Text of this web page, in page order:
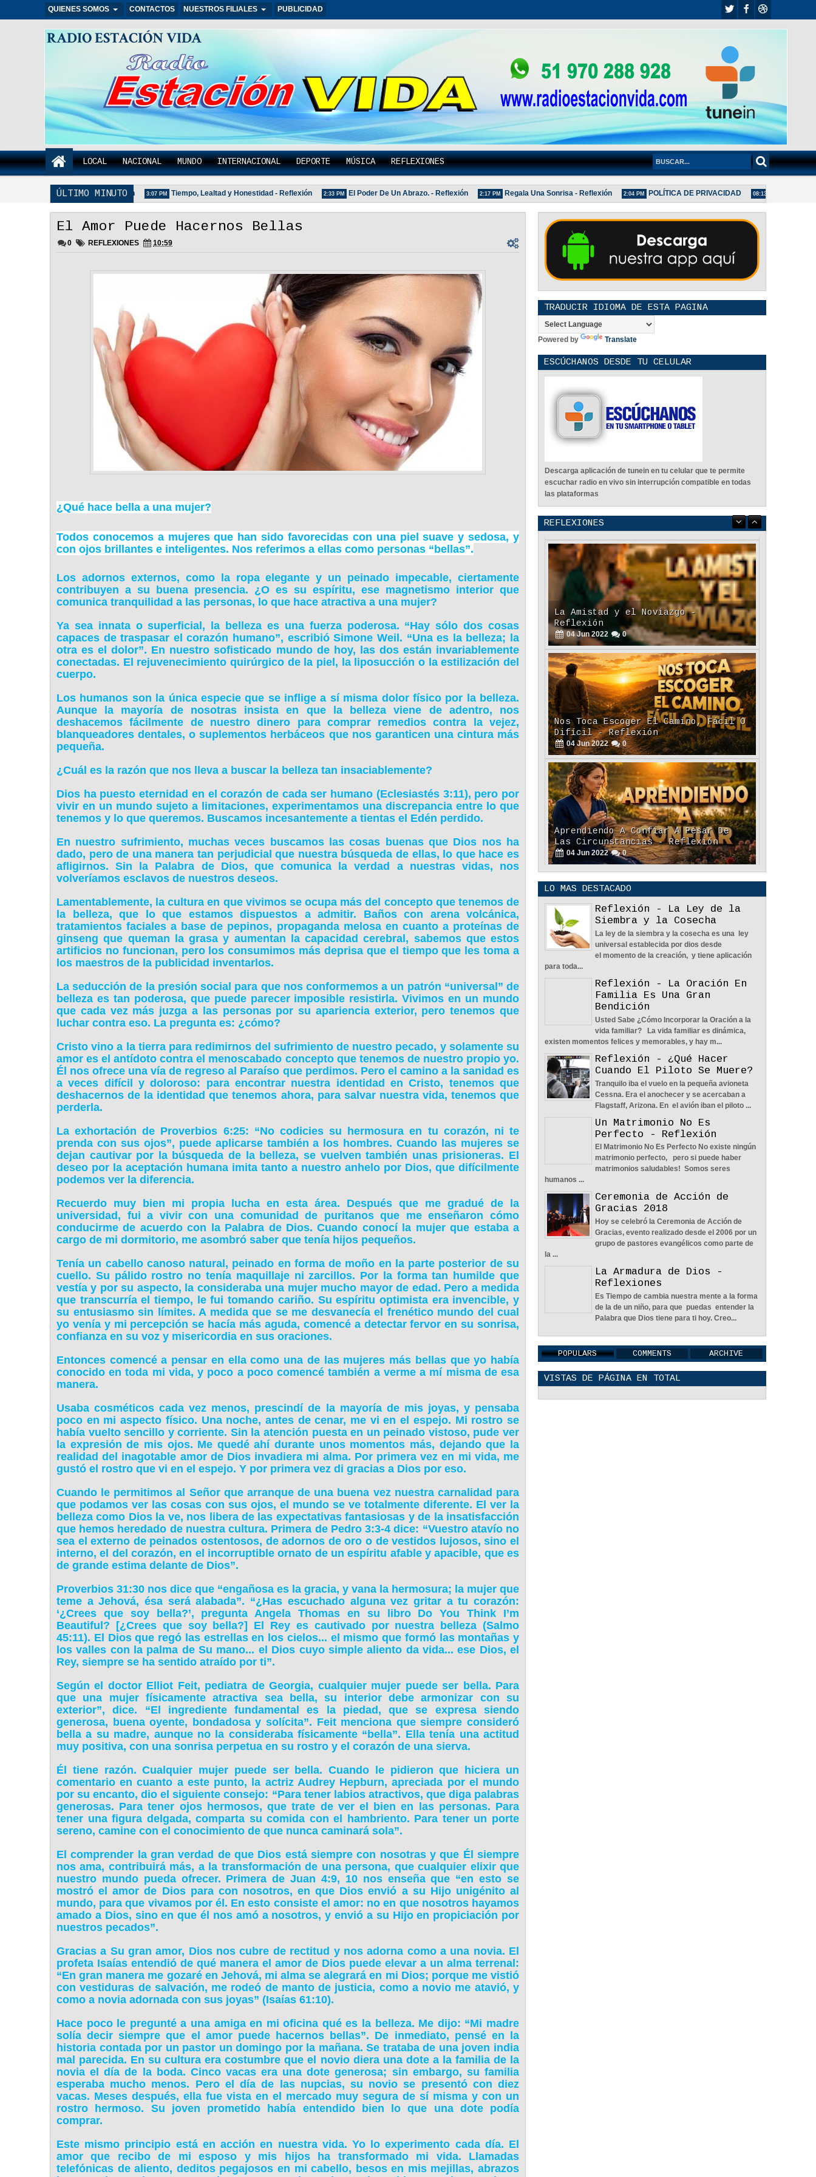
QUIENES SOMOS CONTACTOS NUESTROS FILIALES PUBLICIDAD
RADIO ESTACIÓN VIDA
LOCAL NACIONAL MUNDO INTERNACIONAL DEPORTE MÚSICA REFLEXIONES
ÚLTIMO MINUTO
Pareja Que Ora Unida. - Reflexión 3:07 PM Tiempo, Lealtad y Honestidad - Reflexión 2:33 PM El Poder De Un Abrazo. - Reflexión 2:17 PM Regala Una Sonrisa - Reflexión 2:04 PM POLÍTICA DE PRIVACIDAD 08:13 AM La Amistad y
El Amor Puede Hacernos Bellas
0 REFLEXIONES 10:59
¿Qué hace bella a una mujer?
Todos conocemos a mujeres que han sido favorecidas con una piel suave y sedosa, y
con ojos brillantes e inteligentes. Nos referimos a ellas como personas “bellas”.
Los adornos externos, como la ropa elegante y un peinado impecable, ciertamente
contribuyen a su buena presencia. ¿O es su espíritu, ese magnetismo interior que
comunica tranquilidad a las personas, lo que hace atractiva a una mujer?
Ya sea innata o superficial, la belleza es una fuerza poderosa. “Hay sólo dos cosas
capaces de traspasar el corazón humano”, escribió Simone Weil. “Una es la belleza; la
otra es el dolor”. En nuestro sofisticado mundo de hoy, las dos están invariablemente
conectadas. El rejuvenecimiento quirúrgico de la piel, la liposucción o la estilización del
cuerpo.
Los humanos son la única especie que se inflige a sí misma dolor físico por la belleza.
Aunque la mayoría de nosotras insista en que la belleza viene de adentro, nos
deshacemos fácilmente de nuestro dinero para comprar remedios contra la vejez,
blanqueadores dentales, o suplementos herbáceos que nos garanticen una cintura más
pequeña.
¿Cuál es la razón que nos lleva a buscar la belleza tan insaciablemente?
Dios ha puesto eternidad en el corazón de cada ser humano (Eclesiastés 3:11), pero por
vivir en un mundo sujeto a limitaciones, experimentamos una discrepancia entre lo que
tenemos y lo que queremos. Buscamos incesantemente a tientas el Edén perdido.
En nuestro sufrimiento, muchas veces buscamos las cosas buenas que Dios nos ha
dado, pero de una manera tan perjudicial que nuestra búsqueda de ellas, lo que hace es
afligirnos. Sin la Palabra de Dios, que comunica la verdad a nuestras vidas, nos
volveríamos esclavos de nuestros deseos.
Lamentablemente, la cultura en que vivimos se ocupa más del concepto que tenemos de
la belleza, que lo que estamos dispuestos a admitir. Baños con arena volcánica,
tratamientos faciales a base de pepinos, propaganda melosa en cuanto a proteínas de
ginseng que queman la grasa y aumentan la capacidad cerebral, sabemos que estos
artificios no funcionan, pero los consumimos más deprisa que el tiempo que les toma a
los maestros de la publicidad inventarlos.
La seducción de la presión social para que nos conformemos a un patrón “universal” de
belleza es tan poderosa, que puede parecer imposible resistirla. Vivimos en un mundo
que cada vez más juzga a las personas por su apariencia exterior, pero tenemos que
luchar contra eso. La pregunta es: ¿cómo?
Cristo vino a la tierra para redimirnos del sufrimiento de nuestro pecado, y solamente su
amor es el antídoto contra el menoscabado concepto que tenemos de nuestro propio yo.
Él nos ofrece una vía de regreso al Paraíso que perdimos. Pero el camino a la sanidad es
a veces difícil y doloroso: para encontrar nuestra identidad en Cristo, tenemos que
deshacernos de la identidad que tenemos ahora, para salvar nuestra vida, tenemos que
perderla.
La exhortación de Proverbios 6:25: “No codicies su hermosura en tu corazón, ni te
prenda con sus ojos”, puede aplicarse también a los hombres. Cuando las mujeres se
dejan cautivar por la búsqueda de la belleza, se vuelven también unas prisioneras. El
deseo por la aceptación humana imita tanto a nuestro anhelo por Dios, que difícilmente
podemos ver la diferencia.
Recuerdo muy bien mi propia lucha en esta área. Después que me gradué de la
universidad, fui a vivir con una comunidad de puritanos que me enseñaron cómo
conducirme de acuerdo con la Palabra de Dios. Cuando conocí la mujer que estaba a
cargo de mi dormitorio, me asombró saber que tenía hijos pequeños.
Tenía un cabello canoso natural, peinado en forma de moño en la parte posterior de su
cuello. Su pálido rostro no tenía maquillaje ni zarcillos. Por la forma tan humilde que
vestía y por su aspecto, la consideraba una mujer mucho mayor de edad. Pero a medida
que transcurría el tiempo, le fui tomando cariño. Su espíritu optimista era invencible, y
su entusiasmo sin límites. A medida que se me desvanecía el frenético mundo del cual
yo venía y mi percepción se hacía más aguda, comencé a detectar fervor en su sonrisa,
confianza en su voz y misericordia en sus oraciones.
Entonces comencé a pensar en ella como una de las mujeres más bellas que yo había
conocido en toda mi vida, y poco a poco comencé también a verme a mí misma de esa
manera.
Usaba cosméticos cada vez menos, prescindí de la mayoría de mis joyas, y pensaba
poco en mi aspecto físico. Una noche, antes de cenar, me vi en el espejo. Mi rostro se
había vuelto sencillo y corriente. Sin la atención puesta en un peinado vistoso, pude ver
la expresión de mis ojos. Me quedé ahí durante unos momentos más, dejando que la
realidad del inagotable amor de Dios invadiera mi alma. Por primera vez en mi vida, me
gustó el rostro que vi en el espejo. Y por primera vez di gracias a Dios por eso.
Cuando le permitimos al Señor que arranque de una buena vez nuestra carnalidad para
que podamos ver las cosas con sus ojos, el mundo se ve totalmente diferente. El ver la
belleza como Dios la ve, nos libera de las expectativas fantasiosas y de la insatisfacción
que hemos heredado de nuestra cultura. Primera de Pedro 3:3-4 dice: “Vuestro atavío no
sea el externo de peinados ostentosos, de adornos de oro o de vestidos lujosos, sino el
interno, el del corazón, en el incorruptible ornato de un espíritu afable y apacible, que es
de grande estima delante de Dios”.
Proverbios 31:30 nos dice que “engañosa es la gracia, y vana la hermosura; la mujer que
teme a Jehová, ésa será alabada”. “¿Has escuchado alguna vez gritar a tu corazón:
‘¿Crees que soy bella?’, pregunta Angela Thomas en su libro Do You Think I’m
Beautiful? [¿Crees que soy bella?] El Rey es cautivado por nuestra belleza (Salmo
45:11). El Dios que regó las estrellas en los cielos... el mismo que formó las montañas y
los valles con la palma de Su mano... el Dios cuyo simple aliento da vida... ese Dios, el
Rey, siempre se ha sentido atraído por ti”.
Según el doctor Elliot Feit, pediatra de Georgia, cualquier mujer puede ser bella. Para
que una mujer físicamente atractiva sea bella, su interior debe armonizar con su
exterior”, dice. “El ingrediente fundamental es la piedad, que se expresa siendo
generosa, buena oyente, bondadosa y solícita”. Feit menciona que siempre consideró
bella a su madre, aunque no la consideraba físicamente “bella”. Ella tenía una actitud
muy positiva, con una sonrisa perpetua en su rostro y el corazón de una sierva.
Él tiene razón. Cualquier mujer puede ser bella. Cuando le pidieron que hiciera un
comentario en cuanto a este punto, la actriz Audrey Hepburn, apreciada por el mundo
por su encanto, dio el siguiente consejo: “Para tener labios atractivos, que diga palabras
generosas. Para tener ojos hermosos, que trate de ver el bien en las personas. Para
tener una figura delgada, comparta su comida con el hambriento. Para tener un porte
sereno, camine con el conocimiento de que nunca caminará sola”.
El comprender la gran verdad de que Dios está siempre con nosotras y que Él siempre
nos ama, contribuirá más, a la transformación de una persona, que cualquier elixir que
nuestro mundo pueda ofrecer. Primera de Juan 4:9, 10 nos enseña que “en esto se
mostró el amor de Dios para con nosotros, en que Dios envió a su Hijo unigénito al
mundo, para que vivamos por él. En esto consiste el amor: no en que nosotros hayamos
amado a Dios, sino en que él nos amó a nosotros, y envió a su Hijo en propiciación por
nuestros pecados”.
Gracias a Su gran amor, Dios nos cubre de rectitud y nos adorna como a una novia. El
profeta Isaías entendió de qué manera el amor de Dios puede elevar a un alma terrenal:
“En gran manera me gozaré en Jehová, mi alma se alegrará en mi Dios; porque me vistió
con vestiduras de salvación, me rodeó de manto de justicia, como a novio me atavió, y
como a novia adornada con sus joyas” (Isaías 61:10).
Hace poco le pregunté a una amiga en mi oficina qué es la belleza. Me dijo: “Mi madre
solía decir siempre que el amor puede hacernos bellas”. De inmediato, pensé en la
historia contada por un pastor un domingo por la mañana. Se trataba de una joven india
mal parecida. En su cultura era costumbre que el novio diera una dote a la familia de la
novia el día de la boda. Cinco vacas era una dote generosa; sin embargo, su familia
esperaba mucho menos. Pero el día de las nupcias, su novio se presentó con diez
vacas. Meses después, ella fue vista en el mercado muy segura de sí misma y con un
rostro hermoso. Su joven prometido había entendido bien lo que una dote podía
comprar.
Este mismo principio está en acción en nuestra vida. Yo lo experimento cada día. El
amor que recibo de mi esposo y mis hijos ha transformado mi vida. Llamadas
telefónicas de aliento, deditos pegajosos en mi cabello, besos en mis mejillas, abrazos
TRADUCIR IDIOMA DE ESTA PAGINA
Powered by Translate
ESCÚCHANOS DESDE TU CELULAR
Descarga aplicación de tunein en tu celular que te permite
escuchar radio en vivo sin interrupción compatible en todas
las plataformas
REFLEXIONES
La Amistad y el Noviazgo -
Reflexión
04 Jun 2022 0
Nos Toca Escoger El Camino, Fácil O
Difícil - Reflexión
04 Jun 2022 0
Aprendiendo A Confiar A Pesar De
Las Circunstancias - Reflexión
04 Jun 2022 0
En Busca De La Pareja Adecuada -
Reflexión
2022 0
Una Familia Unida Es Importante -
Reflexión
12 May 2026 0
Una Pareja Que Ora Unida. -
Reflexión
12
Tiempo, Lealtad y Honestidad -
Reflexión
2026 0
El Poder De Un Abrazo. - Reflexión
LO MAS DESTACADO
Reflexión - La Ley de la
Siembra y la Cosecha
La ley de la siembra y la cosecha es una ley
universal establecida por dios desde
el momento de la creación, y tiene aplicación
para toda...
Reflexión - La Oración En
Familia Es Una Gran
Bendición
Usted Sabe ¿Cómo Incorporar la Oración a la
vida familiar? La vida familiar es dinámica,
existen momentos felices y memorables, y hay m...
Reflexión - ¿Qué Hacer
Cuando El Piloto Se Muere?
Tranquilo iba el vuelo en la pequeña avioneta
Cessna. Era el anochecer y se acercaban a
Flagstaff, Arizona. En el avión iban el piloto ...
Un Matrimonio No Es
Perfecto - Reflexión
El Matrimonio No Es Perfecto No existe ningún
matrimonio perfecto, pero si puede haber
matrimonios saludables! Somos seres
humanos ...
Ceremonia de Acción de
Gracias 2018
Hoy se celebró la Ceremonia de Acción de
Gracias, evento realizado desde el 2006 por un
grupo de pastores evangélicos como parte de
la ...
La Armadura de Dios -
Reflexiones
Es Tiempo de cambia nuestra mente a la forma
de la de un niño, para que puedas entender la
Palabra que Dios tiene para ti hoy. Creo...
POPULARS COMMENTS ARCHIVE
VISTAS DE PÁGINA EN TOTAL